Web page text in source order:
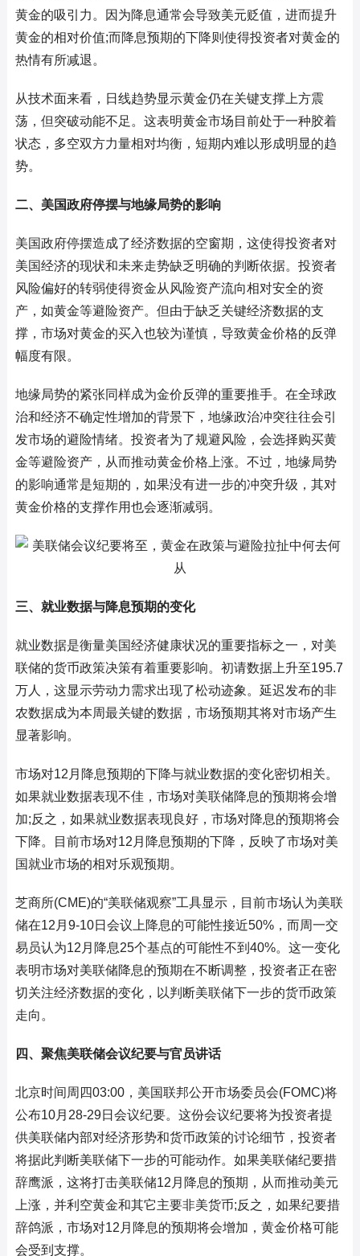
黄金的吸引力。因为降息通常会导致美元贬值，进而提升
黄金的相对价值;而降息预期的下降则使得投资者对黄金的
热情有所减退。
从技术面来看，日线趋势显示黄金仍在关键支撑上方震
荡，但突破动能不足。这表明黄金市场目前处于一种胶着
状态，多空双方力量相对均衡，短期内难以形成明显的趋
势。
二、美国政府停摆与地缘局势的影响
美国政府停摆造成了经济数据的空窗期，这使得投资者对
美国经济的现状和未来走势缺乏明确的判断依据。投资者
风险偏好的转弱使得资金从风险资产流向相对安全的资
产，如黄金等避险资产。但由于缺乏关键经济数据的支
撑，市场对黄金的买入也较为谨慎，导致黄金价格的反弹
幅度有限。
地缘局势的紧张同样成为金价反弹的重要推手。在全球政
治和经济不确定性增加的背景下，地缘政治冲突往往会引
发市场的避险情绪。投资者为了规避风险，会选择购买黄
金等避险资产，从而推动黄金价格上涨。不过，地缘局势
的影响通常是短期的，如果没有进一步的冲突升级，其对
黄金价格的支撑作用也会逐渐减弱。
三、就业数据与降息预期的变化
就业数据是衡量美国经济健康状况的重要指标之一，对美
联储的货币政策决策有着重要影响。初请数据上升至195.7
万人，这显示劳动力需求出现了松动迹象。延迟发布的非
农数据成为本周最关键的数据，市场预期其将对市场产生
显著影响。
市场对12月降息预期的下降与就业数据的变化密切相关。
如果就业数据表现不佳，市场对美联储降息的预期将会增
加;反之，如果就业数据表现良好，市场对降息的预期将会
下降。目前市场对12月降息预期的下降，反映了市场对美
国就业市场的相对乐观预期。
芝商所(CME)的“美联储观察”工具显示，目前市场认为美联
储在12月9-10日会议上降息的可能性接近50%，而周一交
易员认为12月降息25个基点的可能性不到40%。这一变化
表明市场对美联储降息的预期在不断调整，投资者正在密
切关注经济数据的变化，以判断美联储下一步的货币政策
走向。
四、聚焦美联储会议纪要与官员讲话
北京时间周四03:00，美国联邦公开市场委员会(FOMC)将
公布10月28-29日会议纪要。这份会议纪要将为投资者提
供美联储内部对经济形势和货币政策的讨论细节，投资者
将据此判断美联储下一步的可能动作。如果美联储纪要措
辞鹰派，这将打击美联储12月降息的预期，从而推动美元
上涨，并利空黄金和其它主要非美货币;反之，如果纪要措
辞鸽派，市场对12月降息的预期将会增加，黄金价格可能
会受到支撑。